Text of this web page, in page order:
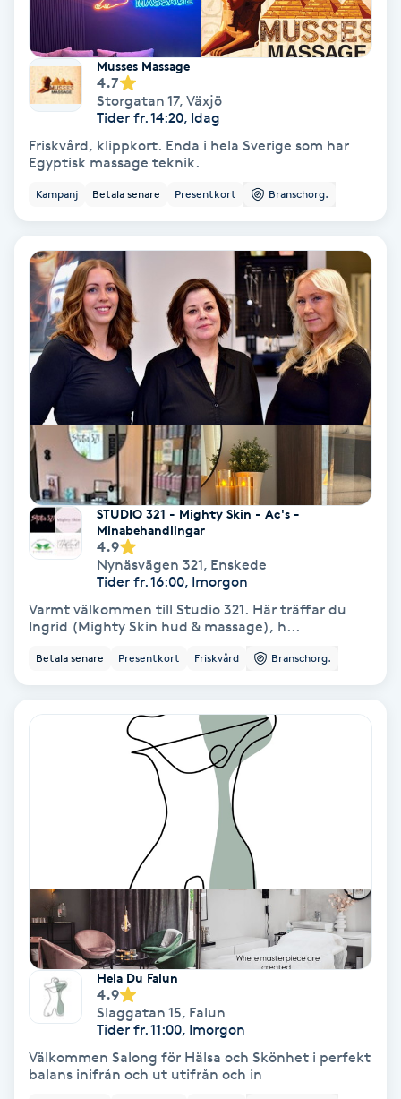
Hälsprickor
Idrottsmassage
IPL hårborttagning
IR-massage
Japansk massage
K18
Katun fransar
Kemisk peeling
Keratinbehandling
Kinesiologi
Klippning & Slingor
Klippning ungdom
Koppningsmassage
Kosmetisk tatuering
Musses Massage
4.7
Storgatan 17, Växjö
Tider fr. 14:20, Idag
Friskvård, klippkort. Enda i hela Sverige som har
Egyptisk massage teknik.
Kampanj Betala senare Presentkort Branschorg.
STUDIO 321 - Mighty Skin - Ac's -
Minabehandlingar
4.9
Nynäsvägen 321, Enskede
Tider fr. 16:00, Imorgon
Varmt välkommen till Studio 321. Här träffar du
Ingrid (Mighty Skin hud & massage), h...
Betala senare Presentkort Friskvård Branschorg.
Hela Du Falun
4.9
Slaggatan 15, Falun
Tider fr. 11:00, Imorgon
Välkommen Salong för Hälsa och Skönhet i perfekt
balans inifrån och ut utifrån och in